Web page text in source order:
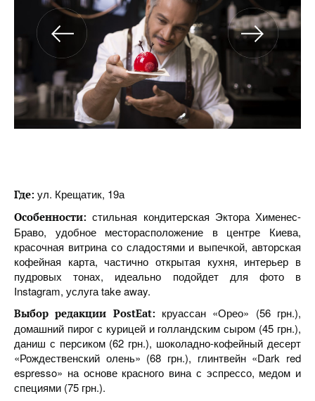
Где: ул. Крещатик, 19а
Особенности: стильная кондитерская Эктора Хименес-
Браво, удобное месторасположение в центре Киева,
красочная витрина со сладостями и выпечкой, авторская
кофейная карта, частично открытая кухня, интерьер в
пудровых тонах, идеально подойдет для фото в
Instagram, услуга take away.
Выбор редакции PostEat: круассан «Орео» (56 грн.),
домашний пирог с курицей и голландским сыром (45 грн.),
даниш с персиком (62 грн.), шоколадно-кофейный десерт
«Рождественский олень» (68 грн.), глинтвейн «Dark red
espresso» на основе красного вина с эспрессо, медом и
специями (75 грн.).